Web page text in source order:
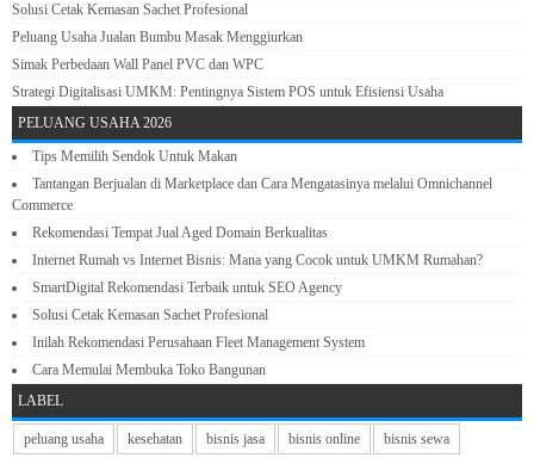
Solusi Cetak Kemasan Sachet Profesional
Peluang Usaha Jualan Bumbu Masak Menggiurkan
Simak Perbedaan Wall Panel PVC dan WPC
Strategi Digitalisasi UMKM: Pentingnya Sistem POS untuk Efisiensi Usaha
PELUANG USAHA 2026
Tips Memilih Sendok Untuk Makan
Tantangan Berjualan di Marketplace dan Cara Mengatasinya melalui Omnichannel
Commerce
Rekomendasi Tempat Jual Aged Domain Berkualitas
Internet Rumah vs Internet Bisnis: Mana yang Cocok untuk UMKM Rumahan?
SmartDigital Rekomendasi Terbaik untuk SEO Agency
Solusi Cetak Kemasan Sachet Profesional
Inilah Rekomendasi Perusahaan Fleet Management System
Cara Memulai Membuka Toko Bangunan
LABEL
peluang usaha kesehatan bisnis jasa bisnis online bisnis sewa